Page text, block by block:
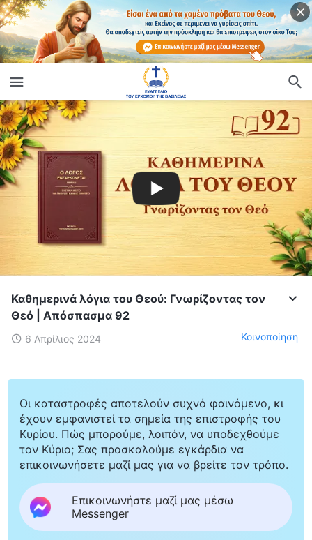
Καθημερινά λόγια του Θεού: Γνωρίζοντας τον
Θεό | Απόσπασμα 92
6 Απρίλιος 2024 Κοινοποίηση
Οι καταστροφές αποτελούν συχνό φαινόμενο, κι
έχουν εμφανιστεί τα σημεία της επιστροφής του
Κυρίου. Πώς μπορούμε, λοιπόν, να υποδεχθούμε
τον Κύριο; Σας προσκαλούμε εγκάρδια να
επικοινωνήσετε μαζί μας για να βρείτε τον τρόπο.
Επικοινωνήστε μαζί μας μέσω
Messenger